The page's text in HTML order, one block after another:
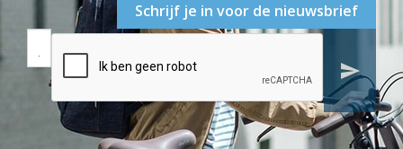
Schrijf je in voor de nieuwsbrief
send